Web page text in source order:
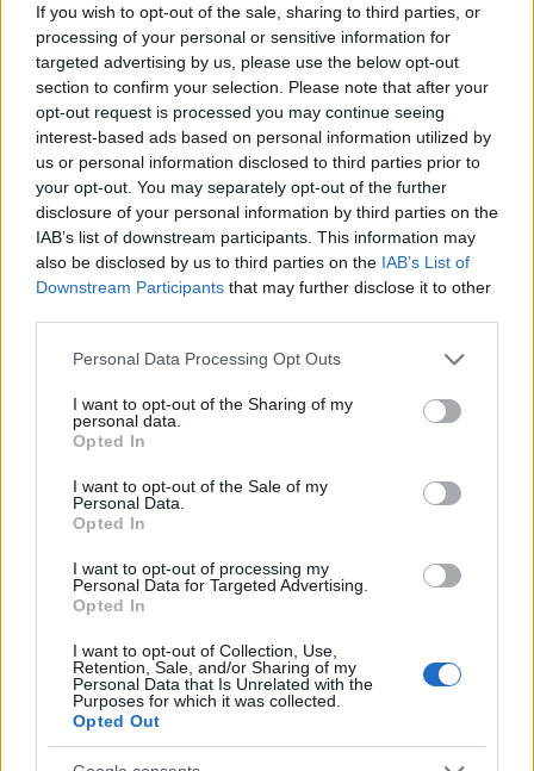
If you wish to opt-out of the sale, sharing to third parties, or
processing of your personal or sensitive information for
targeted advertising by us, please use the below opt-out
section to confirm your selection. Please note that after your
opt-out request is processed you may continue seeing
interest-based ads based on personal information utilized by
us or personal information disclosed to third parties prior to
your opt-out. You may separately opt-out of the further
disclosure of your personal information by third parties on the
IAB’s list of downstream participants. This information may
also be disclosed by us to third parties on the IAB’s List of
Downstream Participants that may further disclose it to other
Please note that this website/app uses one or more Google
not limited to your visit or usage behaviour. You may click to
grant or deny consent to Google and its third-party tags to
use your data for below specified purposes in below Google
consent section.
Personal Data Processing Opt Outs
I want to opt-out of the Sharing of my
personal data.
Opted In
I want to opt-out of the Sale of my
Personal Data.
Opted In
I want to opt-out of processing my
Personal Data for Targeted Advertising.
Opted In
I want to opt-out of Collection, Use,
Retention, Sale, and/or Sharing of my
Personal Data that Is Unrelated with the
Purposes for which it was collected.
Opted Out
Στα νησιά του Αιγαίου γενικά αίθριος καιρός αύριο
Πέμπτη, αναφέρει η πρόγνωση της ΕΜΥ. Τις πρώτες
πρωινές ώρες στο Ιόνιο και τη δυτική Στερεά θα
σημειωθούν τοπικοί όμβροι.
Στα υπόλοιπα ηπειρωτικά λίγες νεφώσεις
πρόσκαιρα αυξημένες τις μεσημβρινές και
απογευματινές ώρες οπότε και θα εκδηλωθούν
τοπικοί όμβροι και μεμονωμένες κυρίως στα
αφρικανικής σκόνης. Οι άνεμοι θα πνέουν δυτικοί
νοτιοδυτικοί 3 με 5 και στο Αιγαίο τοπικά έως 6
μποφόρ.
φτάσει στις περισσότερες περιοχές τους 26 με 28
βαθμούς και τοπικά στα ανατολικά ηπειρωτικά και
την Κρήτη τους 29 με 30 και στη Θεσσαλία τους 31
βαθμούς Κελσίου.
Ο καιρός σε Αττική, Θεσσαλονίκη